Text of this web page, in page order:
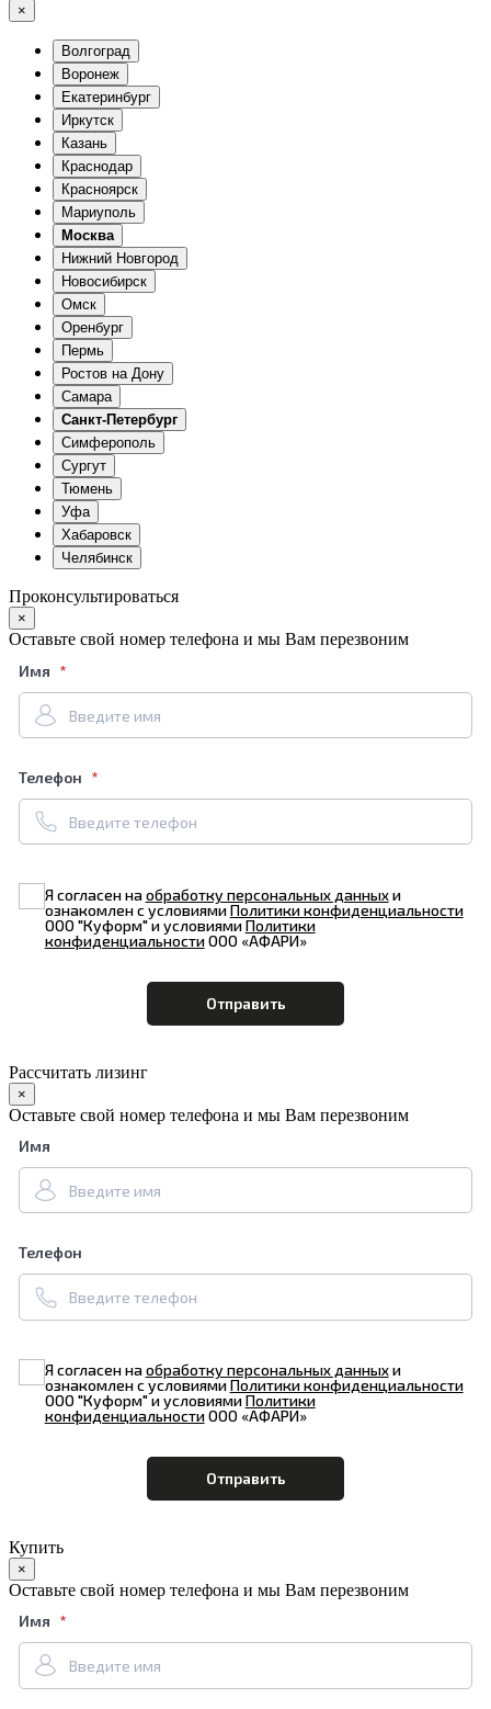
×
Волгоград
Воронеж
Екатеринбург
Иркутск
Казань
Краснодар
Красноярск
Мариуполь
Москва
Нижний Новгород
Новосибирск
Омск
Оренбург
Пермь
Ростов на Дону
Самара
Санкт-Петербург
Симферополь
Сургут
Тюмень
Уфа
Хабаровск
Челябинск
Проконсультироваться
×
Оставьте свой номер телефона и мы Вам перезвоним
Имя
Телефон
Я согласен наобработку персональных данныхи
ознакомлен с условиямиПолитики конфиденциальности
ООО "Куформ" и условиямиПолитики
конфиденциальностиООО «АФАРИ»
Рассчитать лизинг
×
Оставьте свой номер телефона и мы Вам перезвоним
Имя
Телефон
Я согласен наобработку персональных данныхи
ознакомлен с условиямиПолитики конфиденциальности
ООО "Куформ" и условиямиПолитики
конфиденциальностиООО «АФАРИ»
Купить
×
Оставьте свой номер телефона и мы Вам перезвоним
Имя